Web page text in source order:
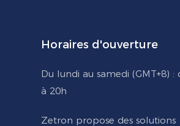
Horaires d'ouverture
Du lundi au samedi (GMT+8) :
à 20h
Zetron propose des solutions